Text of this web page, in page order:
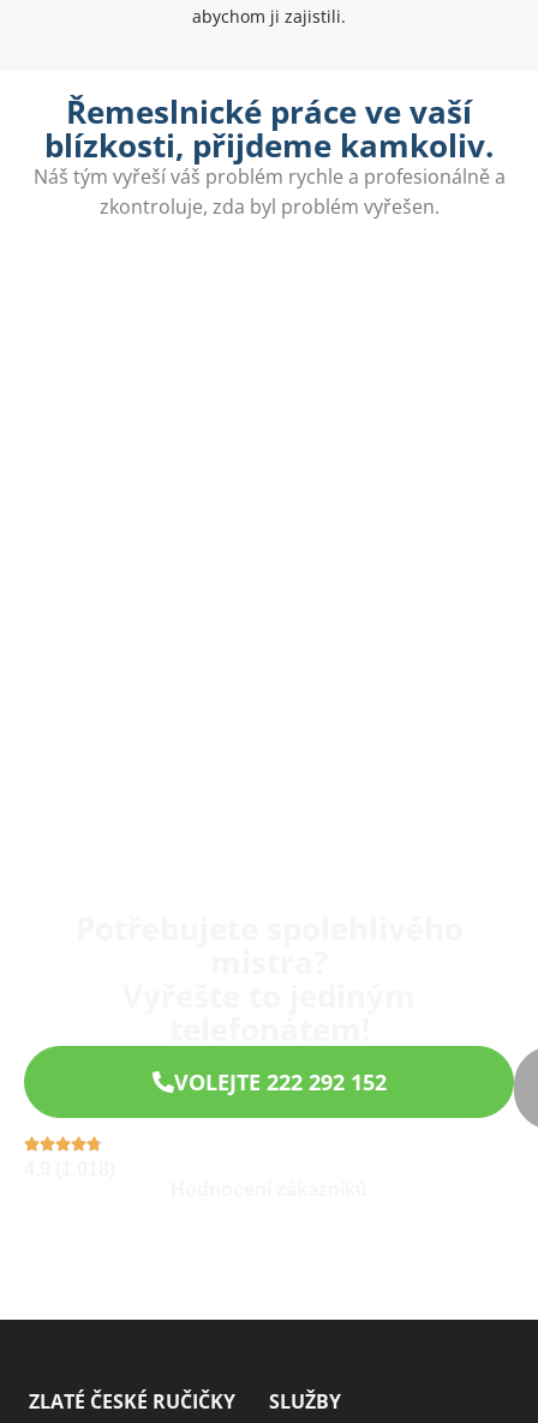
abychom ji zajistili.
Řemeslnické práce ve vaší
blízkosti, přijdeme kamkoliv.
Náš tým vyřeší váš problém rychle a profesionálně a
zkontroluje, zda byl problém vyřešen.
VOLEJTE 222 292 152
ZLATÉ ČESKÉ RUČIČKY SLUŽBY